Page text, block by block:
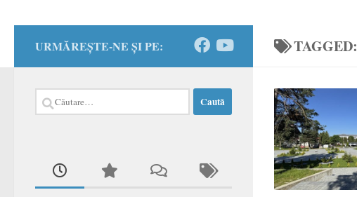
TAGGED:
URMĂREȘTE-NE ȘI PE:
Caută
după: